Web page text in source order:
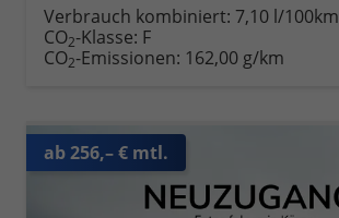
Verbrauch kombiniert: 7,10 l/100km
CO2-Klasse: F
CO2-Emissionen: 162,00 g/km
ab 256,– € mtl.